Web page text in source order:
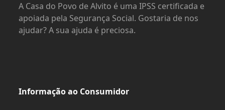
A Casa do Povo de Alvito é uma IPSS certificada e
apoiada pela Segurança Social. Gostaria de nos
ajudar? A sua ajuda é preciosa.
Informação ao Consumidor